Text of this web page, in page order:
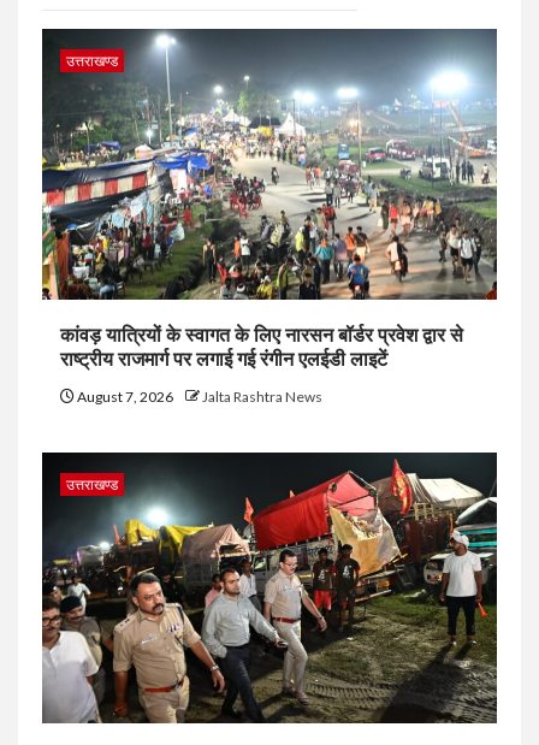
उत्तराखण्ड
कांवड़ यात्रियों के स्वागत के लिए नारसन बॉर्डर प्रवेश द्वार से
राष्ट्रीय राजमार्ग पर लगाई गई रंगीन एलईडी लाइटें
August 7, 2026 Jalta Rashtra News
उत्तराखण्ड